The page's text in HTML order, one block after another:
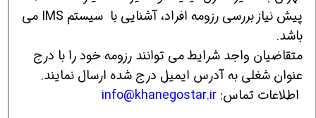
پیش نیاز بررسی رزومه افراد، آشنایی با سیستم IMS می
باشد.
متقاضیان واجد شرایط می توانند رزومه خود را با درج
عنوان شغلی به آدرس ایمیل درج شده ارسال نمایند.
اطلاعات تماس: info@khanegostar.ir